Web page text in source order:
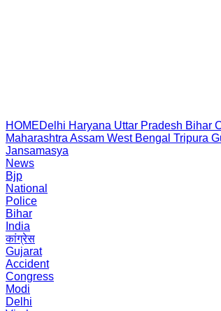
HOMEDelhi Haryana Uttar Pradesh Bihar
Maharashtra Assam West Bengal Tripura
Jansamasya
News
Bjp
National
Police
Bihar
India
कांग्रेस
Gujarat
Accident
Congress
Modi
Delhi